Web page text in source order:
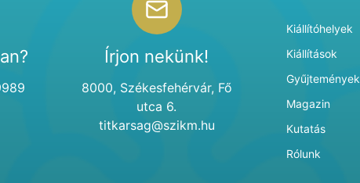
Írjon nekünk!
8000, Székesfehérvár, Fő
utca 6.
titkarsag@szikm.hu
Kiállítóhelyek
Kiállítások
Gyűjtemények
Magazin
Kutatás
Rólunk